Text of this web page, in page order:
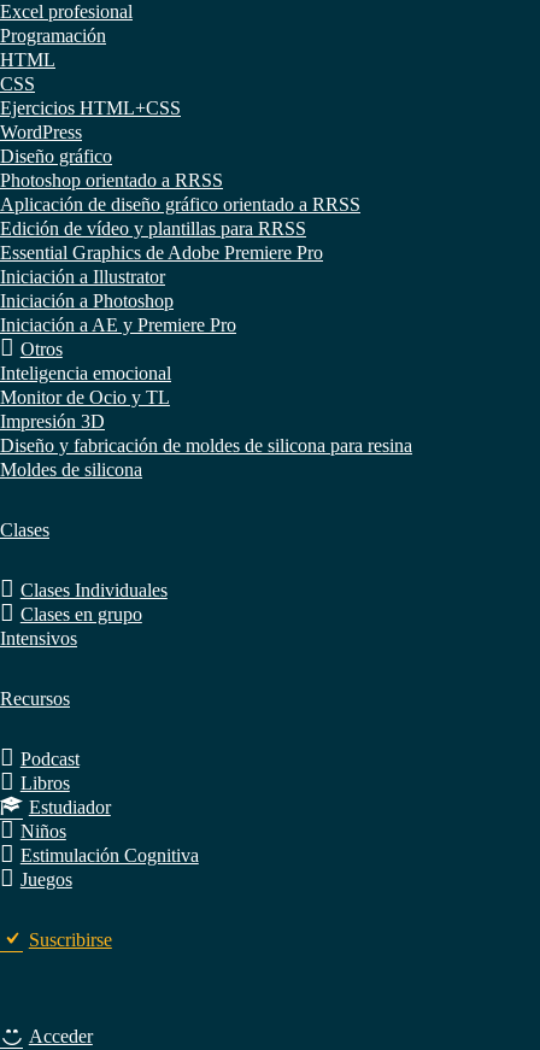
Excel profesional
Programación
HTML
CSS
Ejercicios HTML+CSS
WordPress
Diseño gráfico
Photoshop orientado a RRSS
Aplicación de diseño gráfico orientado a RRSS
Edición de vídeo y plantillas para RRSS
Essential Graphics de Adobe Premiere Pro
Iniciación a Illustrator
Iniciación a Photoshop
Iniciación a AE y Premiere Pro
Otros
Inteligencia emocional
Monitor de Ocio y TL
Impresión 3D
Diseño y fabricación de moldes de silicona para resina
Moldes de silicona
Clases
Clases Individuales
Clases en grupo
Intensivos
Recursos
Podcast
Libros
Estudiador
Niños
Estimulación Cognitiva
Juegos
Suscribirse
Acceder